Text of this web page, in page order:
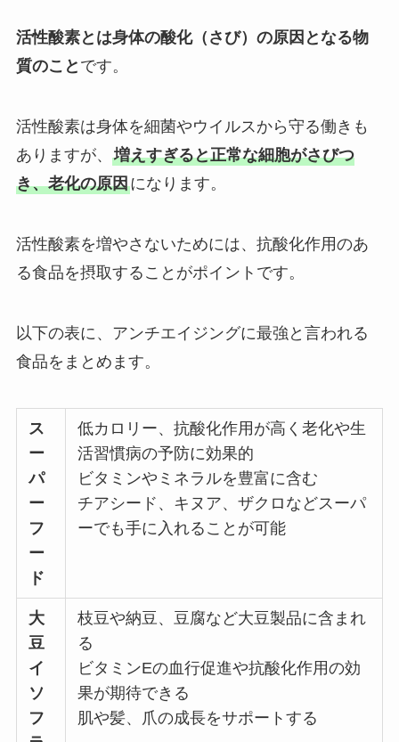
活性酸素とは身体の酸化（さび）の原因となる物
質のこと です。
活性酸素は身体を細菌やウイルスから守る働きも
ありますが、 増えすぎると正常な細胞がさびつ
き、老化の原因になります。
活性酸素を増やさないためには、抗酸化作用のあ
る食品を摂取することがポイントです。
以下の表に、アンチエイジングに最強と言われる
食品をまとめます。
ス
ー
パ
ー
フ
ー
ド
低カロリー、抗酸化作用が高く老化や生
活習慣病の予防に効果的
ビタミンやミネラルを豊富に含む
チアシード、キヌア、ザクロなどスーパ
ーでも手に入れることが可能
大
豆
イ
ソ
フ
枝豆や納豆、豆腐など大豆製品に含まれ
る
ビタミンEの血行促進や抗酸化作用の効
果が期待できる
肌や髪、爪の成長をサポートする